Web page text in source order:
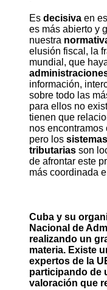
Es decisiva en
es más abierto y
nuestra
elusión fiscal, la
mundial, que
información,
sobre todo las
para ellos no
tienen que
nos encontramos
pero los
tributarias son
de afrontar este
más coordinada
Cuba y su
Nacional de
realizando un
materia. Existe
expertos de la
participando de
valoración que